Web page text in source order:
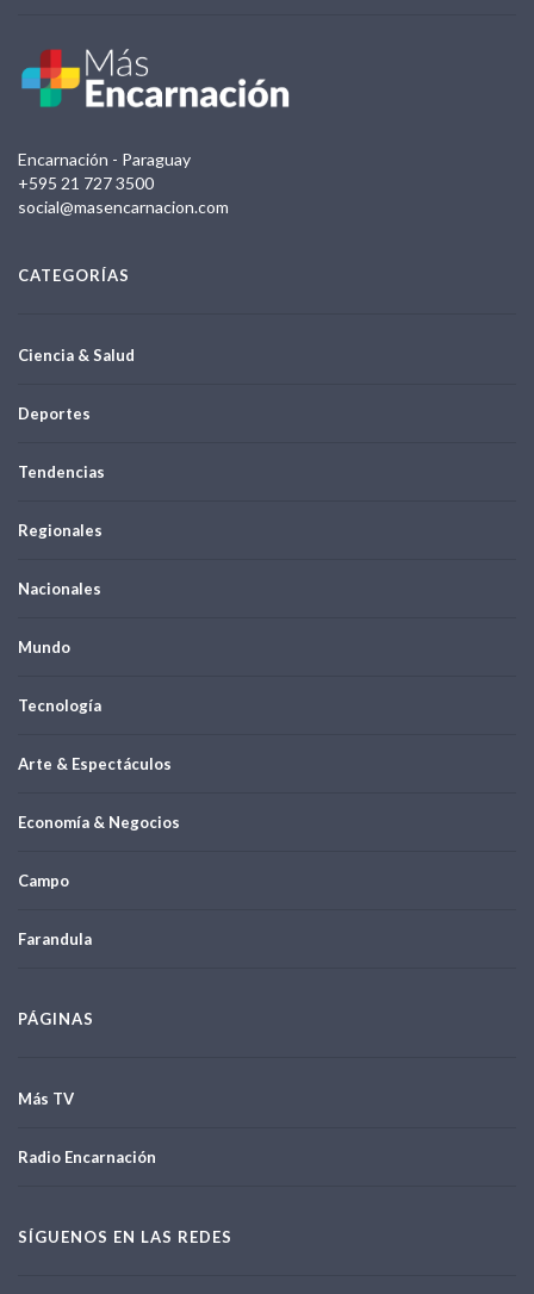
Encarnación - Paraguay
+595 21 727 3500
social@masencarnacion.com
CATEGORÍAS
Ciencia & Salud
Deportes
Tendencias
Regionales
Nacionales
Mundo
Tecnología
Arte & Espectáculos
Economía & Negocios
Campo
Farandula
PÁGINAS
Más TV
Radio Encarnación
SÍGUENOS EN LAS REDES